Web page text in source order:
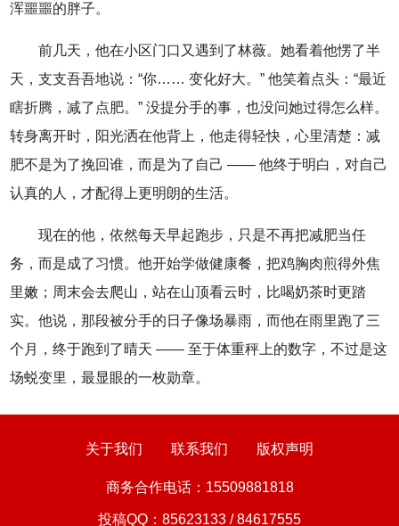
浑噩噩的胖子。
前几天，他在小区门口又遇到了林薇。她看着他愣了半
天，支支吾吾地说：“你…… 变化好大。” 他笑着点头：“最近
瞎折腾，减了点肥。” 没提分手的事，也没问她过得怎么样。
转身离开时，阳光洒在他背上，他走得轻快，心里清楚：减
肥不是为了挽回谁，而是为了自己 —— 他终于明白，对自己
认真的人，才配得上更明朗的生活。
现在的他，依然每天早起跑步，只是不再把减肥当任
务，而是成了习惯。他开始学做健康餐，把鸡胸肉煎得外焦
里嫩；周末会去爬山，站在山顶看云时，比喝奶茶时更踏
实。他说，那段被分手的日子像场暴雨，而他在雨里跑了三
个月，终于跑到了晴天 —— 至于体重秤上的数字，不过是这
场蜕变里，最显眼的一枚勋章。
关于我们 联系我们 版权声明
商务合作电话：15509881818
投稿QQ：85623133 / 84617555